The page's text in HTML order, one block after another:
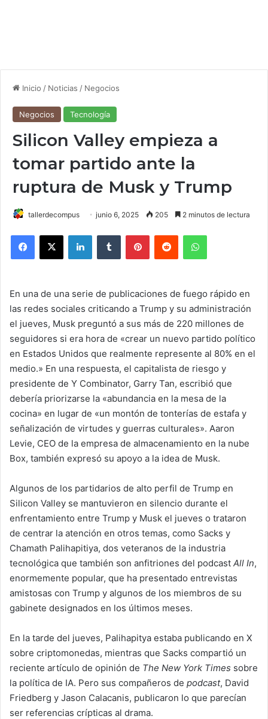
Inicio / Noticias / Negocios
Negocios Tecnología
Silicon Valley empieza a
tomar partido ante la
ruptura de Musk y Trump
tallerdecompus junio 6, 2025 205 2 minutos de lectura
En una de una serie de publicaciones de fuego rápido en
las redes sociales criticando a Trump y su administración
el jueves, Musk preguntó a sus más de 220 millones de
seguidores si era hora de «crear un nuevo partido político
en Estados Unidos que realmente represente al 80% en el
medio.» En una respuesta, el capitalista de riesgo y
presidente de Y Combinator, Garry Tan, escribió que
debería priorizarse la «abundancia en la mesa de la
cocina» en lugar de «un montón de tonterías de estafa y
señalización de virtudes y guerras culturales». Aaron
Levie, CEO de la empresa de almacenamiento en la nube
Box, también expresó su apoyo a la idea de Musk.
Algunos de los partidarios de alto perfil de Trump en
Silicon Valley se mantuvieron en silencio durante el
enfrentamiento entre Trump y Musk el jueves o trataron
de centrar la atención en otros temas, como Sacks y
Chamath Palihapitiya, dos veteranos de la industria
tecnológica que también son anfitriones del podcast All In,
enormemente popular, que ha presentado entrevistas
amistosas con Trump y algunos de los miembros de su
gabinete designados en los últimos meses.
En la tarde del jueves, Palihapitya estaba publicando en X
sobre criptomonedas, mientras que Sacks compartió un
reciente artículo de opinión de The New York Times sobre
la política de IA. Pero sus compañeros de podcast, David
Friedberg y Jason Calacanis, publicaron lo que parecían
ser referencias crípticas al drama.